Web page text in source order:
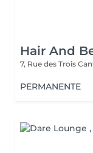
Hair And
7, Rue des Trois
PERMANENTE